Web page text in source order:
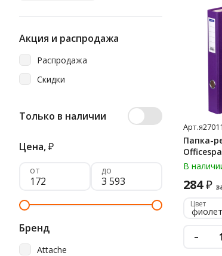
Акция и распродажа
Распродажа
Скидки
Только в наличии
Цена,₽
от до
Бренд
Attache
Арт.
Папка-
В
284₽
Цвет
-